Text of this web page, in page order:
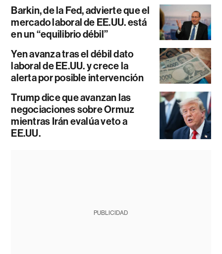
Barkin, de la Fed, advierte que el
mercado laboral de EE.UU. está
en un “equilibrio débil”
Yen avanza tras el débil dato
laboral de EE.UU. y crece la
alerta por posible intervención
Trump dice que avanzan las
negociaciones sobre Ormuz
mientras Irán evalúa veto a
EE.UU.
PUBLICIDAD